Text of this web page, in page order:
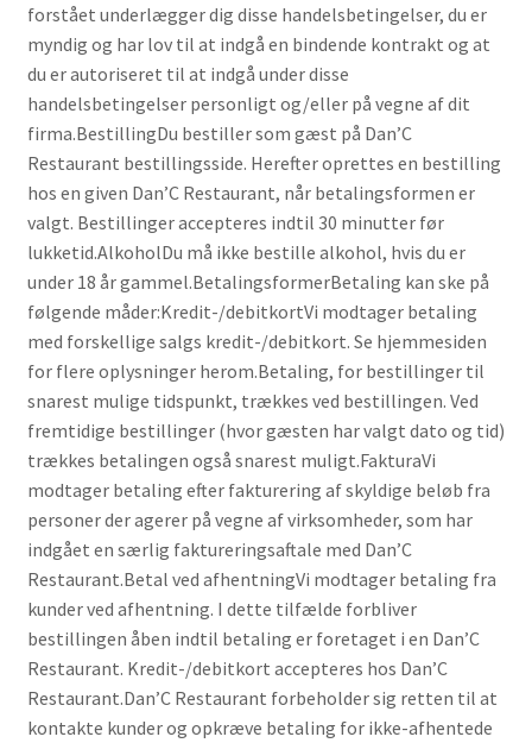
forstået underlægger dig disse handelsbetingelser, du er
myndig og har lov til at indgå en bindende kontrakt og at
du er autoriseret til at indgå under disse
handelsbetingelser personligt og/eller på vegne af dit
firma.BestillingDu bestiller som gæst på Dan’C
Restaurant bestillingsside. Herefter oprettes en bestilling
hos en given Dan’C Restaurant, når betalingsformen er
valgt. Bestillinger accepteres indtil 30 minutter før
lukketid.AlkoholDu må ikke bestille alkohol, hvis du er
under 18 år gammel.BetalingsformerBetaling kan ske på
følgende måder:Kredit-/debitkortVi modtager betaling
med forskellige salgs kredit-/debitkort. Se hjemmesiden
for flere oplysninger herom.Betaling, for bestillinger til
snarest mulige tidspunkt, trækkes ved bestillingen. Ved
fremtidige bestillinger (hvor gæsten har valgt dato og tid)
trækkes betalingen også snarest muligt.FakturaVi
modtager betaling efter fakturering af skyldige beløb fra
personer der agerer på vegne af virksomheder, som har
indgået en særlig faktureringsaftale med Dan’C
Restaurant.Betal ved afhentningVi modtager betaling fra
kunder ved afhentning. I dette tilfælde forbliver
bestillingen åben indtil betaling er foretaget i en Dan’C
Restaurant. Kredit-/debitkort accepteres hos Dan’C
Restaurant.Dan’C Restaurant forbeholder sig retten til at
kontakte kunder og opkræve betaling for ikke-afhentede